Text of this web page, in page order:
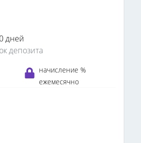
дней
депозита
начисление %
ежемесячно